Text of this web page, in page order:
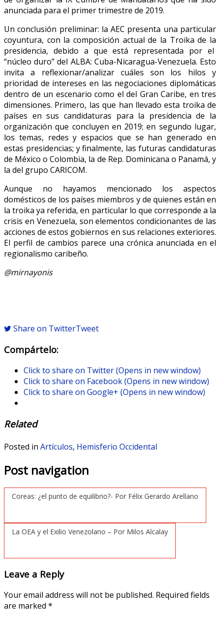
anunciada para el primer trimestre de 2019.
Un conclusión preliminar: la AEC presenta una particular
coyuntura, con la composición actual de la Troika de la
presidencia, debido a que está representada por el
“núcleo duro” del ALBA: Cuba-Nicaragua-Venezuela. Esto
invita a reflexionar/analizar cuáles son los hilos y
prioridad de intereses en las negociaciones diplomáticas
dentro de un escenario como el del Gran Caribe, en tres
dimensiones. Primero, las que han llevado esta troika de
países en sus candidaturas para la presidencia de la
organización que concluyen en 2019; en segundo lugar,
los temas, redes y espacios que se han generado en
estas presidencias; y finalmente, las futuras candidaturas
de México o Colombia, la de Rep. Dominicana o Panamá, y
la del grupo CARICOM.
Aunque no hayamos mencionado los aspectos
domésticos de los países miembros y de quienes están en
la troika ya referida, en particular lo que corresponde a la
crisis en Venezuela, son elementos condicionantes de las
acciones de estos gobiernos en sus relaciones exteriores.
El perfil de cambios parece una crónica anunciada en el
regionalismo caribeño.
@mirnayonis
Share on TwitterTweet
Compártelo:
Click to share on Twitter (Opens in new window)
Click to share on Facebook (Opens in new window)
Click to share on Google+ (Opens in new window)
Related
Posted in Artículos, Hemisferio Occidental
Post navigation
Coreas: ¿el punto de equilibrio?- Por Félix Gerardo Arellano
La OEA y el Exilio Venezolano – Por Milos Alcalay
Leave a Reply
Your email address will not be published. Required fields
are marked *